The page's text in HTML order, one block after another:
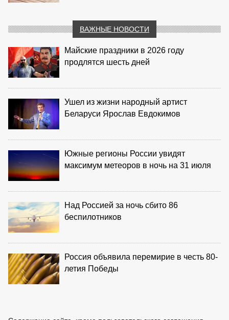
ВАЖНЫЕ НОВОСТИ
Майские праздники в 2026 году
продлятся шесть дней
Ушел из жизни народный артист
Беларуси Ярослав Евдокимов
Южные регионы России увидят
максимум метеоров в ночь на 31 июля
Над Россией за ночь сбито 86
беспилотников
Россия объявила перемирие в честь 80-
летия Победы